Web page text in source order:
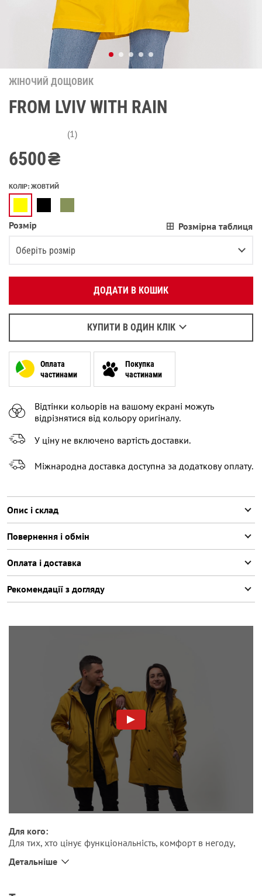
ЖІНОЧИЙ ДОЩОВИК
FROM LVIV WITH RAIN
(1)
6500₴
КОЛІР: ЖОВТИЙ
Розмір Розмірна таблиця
Оберіть розмір
L
XL
XS
XXL
XXXL
ДОДАТИ В КОШИК
КУПИТИ В ОДИН КЛІК
Вкажіть ваш номер телефону:
OK
Написати у WhatsApp
Оплата
частинами
Покупка
частинами
Відтінки кольорів на вашому екрані можуть
відрізнятися від кольору оригіналу.
У ціну не включено вартість доставки.
Міжнародна доставка доступна за додаткову оплату.
Опис і склад
Повернення і обмін
Оплата і доставка
Рекомендації з догляду
Для кого:
Для тих, хто цінує функціональність, комфорт в негоду,
на дотик матеріали, завжди прагне підтримати якісне і
Детальніше